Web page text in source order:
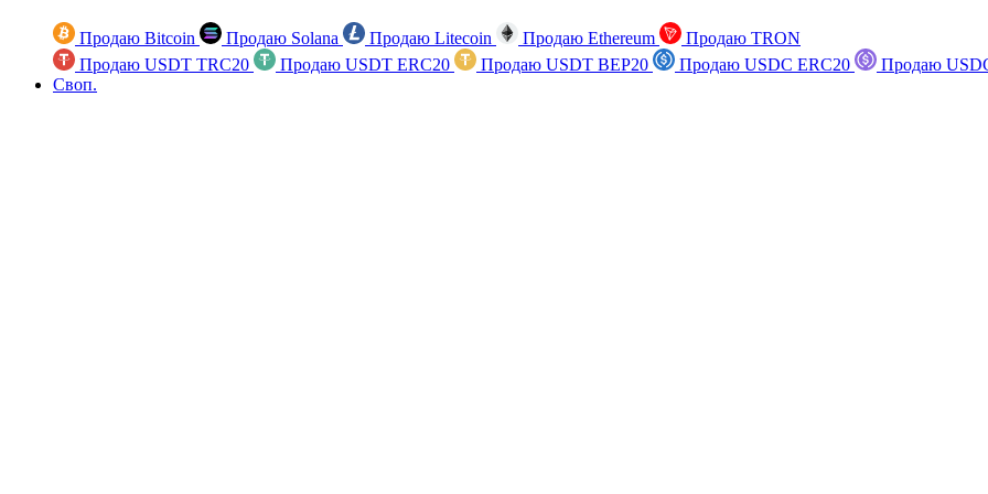
Продаю Bitcoin Продаю Solana Продаю Litecoin Продаю Ethereum
Продаю TRON
Продаю USDT TRC20
Продаю USDT ERC20 Продаю USDT BEP20 Продаю USDC ERC20
Продаю
Своп.